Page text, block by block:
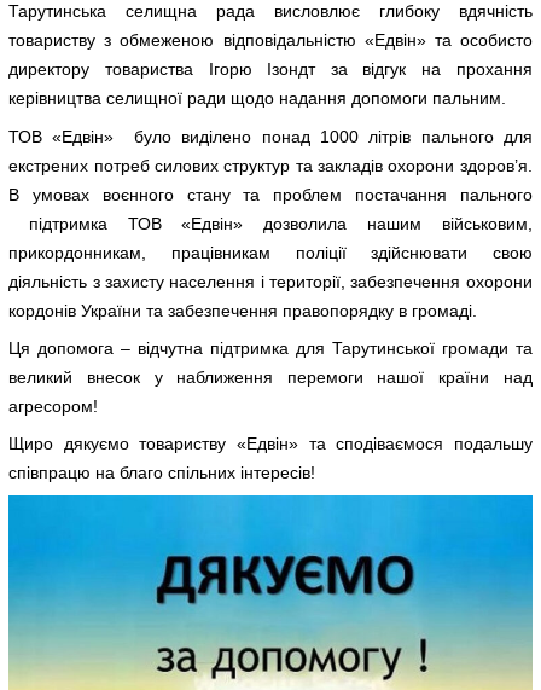
Тарутинська селищна рада висловлює глибоку вдячність
товариству з обмеженою відповідальністю «Едвін» та особисто
директору товариства Ігорю Ізондт за відгук на прохання
керівництва селищної ради щодо надання допомоги пальним.
ТОВ «Едвін» було виділено понад 1000 літрів пального для
екстрених потреб силових структур та закладів охорони здоров’я.
В умовах воєнного стану та проблем постачання пального
підтримка ТОВ «Едвін» дозволила нашим військовим,
прикордонникам, працівникам поліції здійснювати свою
діяльність з захисту населення і території, забезпечення охорони
кордонів України та забезпечення правопорядку в громаді.
Ця допомога – відчутна підтримка для Тарутинської громади та
великий внесок у наближення перемоги нашої країни над
агресором!
Щиро дякуємо товариству «Едвін» та сподіваємося подальшу
співпрацю на благо спільних інтересів!